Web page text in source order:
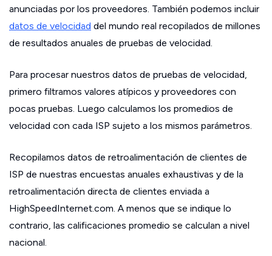
anunciadas por los proveedores. También podemos incluir
datos de velocidad del mundo real recopilados de millones
de resultados anuales de pruebas de velocidad.
Para procesar nuestros datos de pruebas de velocidad,
primero filtramos valores atípicos y proveedores con
pocas pruebas. Luego calculamos los promedios de
velocidad con cada ISP sujeto a los mismos parámetros.
Recopilamos datos de retroalimentación de clientes de
ISP de nuestras encuestas anuales exhaustivas y de la
retroalimentación directa de clientes enviada a
HighSpeedInternet.com. A menos que se indique lo
contrario, las calificaciones promedio se calculan a nivel
nacional.